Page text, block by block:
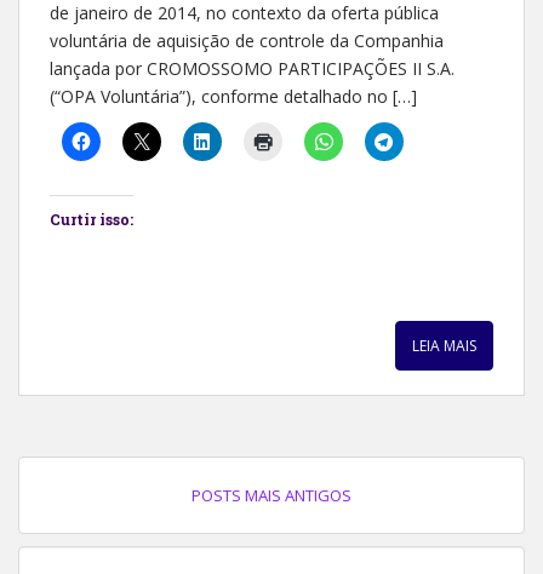
de janeiro de 2014, no contexto da oferta pública
voluntária de aquisição de controle da Companhia
lançada por CROMOSSOMO PARTICIPAÇÕES II S.A.
(“OPA Voluntária”), conforme detalhado no […]
Curtir isso:
LEIA MAIS
POSTS MAIS ANTIGOS